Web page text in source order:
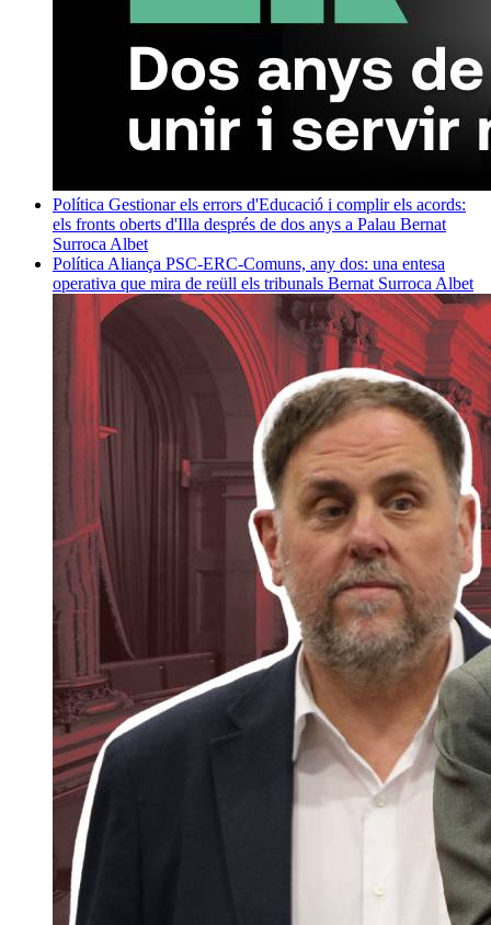
Política Gestionar els errors d'Educació i complir els acords:
els fronts oberts d'Illa després de dos anys a Palau Bernat
Surroca Albet
Política Aliança PSC-ERC-Comuns, any dos: una entesa
operativa que mira de reüll els tribunals Bernat Surroca Albet